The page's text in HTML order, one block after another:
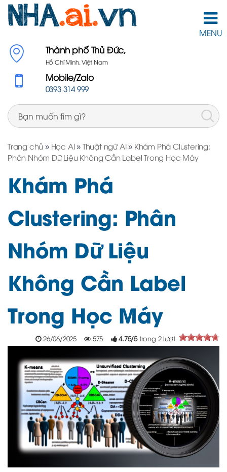
MENU
Thành phố Thủ Đức,
Hồ Chí Minh, Việt Nam
Mobile/Zalo
0393 314 999
Trang chủ » Học AI» Thuật ngữ AI» Khám Phá Clustering:
Phân Nhóm Dữ Liệu Không Cần Label Trong Học Máy
Khám Phá
Clustering: Phân
Nhóm Dữ Liệu
Không Cần Label
Trong Học Máy
26/06/2025 575 4.75/5 trong 2lượt